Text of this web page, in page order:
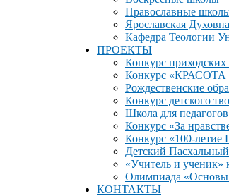
Православные
Ярославская
Кафедра Теологии
ПРОЕКТЫ
Конкурс приходских
Конкурс
Рождественские
Конкурс детского
Школа для
Конкурс «За
Конкурс «100-летие
Детский
«Учитель и ученик»
Олимпиада «Основы
КОНТАКТЫ